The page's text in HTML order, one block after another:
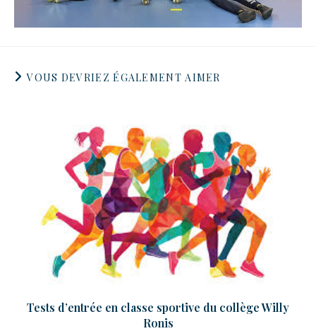
VOUS DEVRIEZ ÉGALEMENT AIMER
Tests d’entrée en classe sportive du collège Willy
Ronis